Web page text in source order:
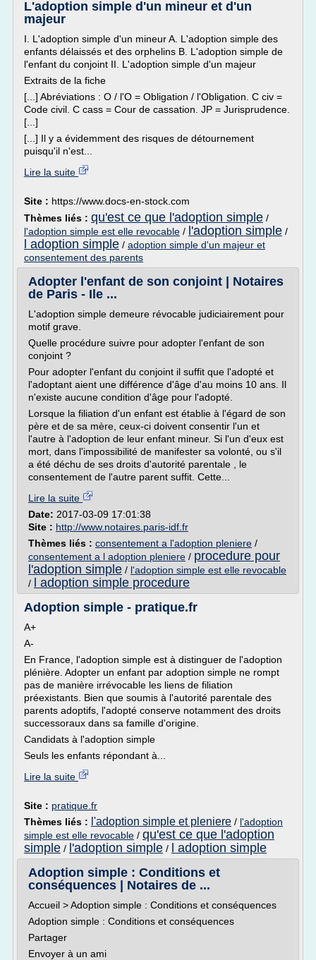
L'adoption simple d'un mineur et d'un
majeur
I. L'adoption simple d'un mineur A. L'adoption simple des
enfants délaissés et des orphelins B. L'adoption simple de
l'enfant du conjoint II. L'adoption simple d'un majeur
Extraits de la fiche
[...] Abréviations : O / l'O = Obligation / l'Obligation. C civ =
Code civil. C cass = Cour de cassation. JP = Jurisprudence.
[...]
[...] Il y a évidemment des risques de détournement
puisqu'il n'est...
Lire la suite
Site : https://www.docs-en-stock.com
Thèmes liés : qu'est ce que l'adoption simple /
l'adoption simple est elle revocable / l'adoption simple /
l adoption simple / adoption simple d'un majeur et
consentement des parents
Adopter l'enfant de son conjoint | Notaires
de Paris - Ile ...
L'adoption simple demeure révocable judiciairement pour
motif grave.
Quelle procédure suivre pour adopter l'enfant de son
conjoint ?
Pour adopter l'enfant du conjoint il suffit que l'adopté et
l'adoptant aient une différence d'âge d'au moins 10 ans. Il
n'existe aucune condition d'âge pour l'adopté.
Lorsque la filiation d'un enfant est établie à l'égard de son
père et de sa mère, ceux-ci doivent consentir l'un et
l'autre à l'adoption de leur enfant mineur. Si l'un d'eux est
mort, dans l'impossibilité de manifester sa volonté, ou s'il
a été déchu de ses droits d'autorité parentale , le
consentement de l'autre parent suffit. Cette...
Lire la suite
Date: 2017-03-09 17:01:38
Site : http://www.notaires.paris-idf.fr
Thèmes liés : consentement a l'adoption pleniere /
consentement a l adoption pleniere / procedure pour
l'adoption simple / l'adoption simple est elle revocable
/
l adoption simple procedure
Adoption simple - pratique.fr
A+
A-
En France, l'adoption simple est à distinguer de l'adoption
plénière. Adopter un enfant par adoption simple ne rompt
pas de manière irrévocable les liens de filiation
préexistants. Bien que soumis à l'autorité parentale des
parents adoptifs, l'adopté conserve notamment des droits
successoraux dans sa famille d'origine.
Candidats à l'adoption simple
Seuls les enfants répondant à...
Lire la suite
Site : pratique.fr
Thèmes liés : l'adoption simple et pleniere / l'adoption
simple est elle revocable / qu'est ce que l'adoption
simple / l'adoption simple /
l adoption simple
Adoption simple : Conditions et
conséquences | Notaires de ...
Accueil > Adoption simple : Conditions et conséquences
Adoption simple : Conditions et conséquences
Partager
Envoyer à un ami